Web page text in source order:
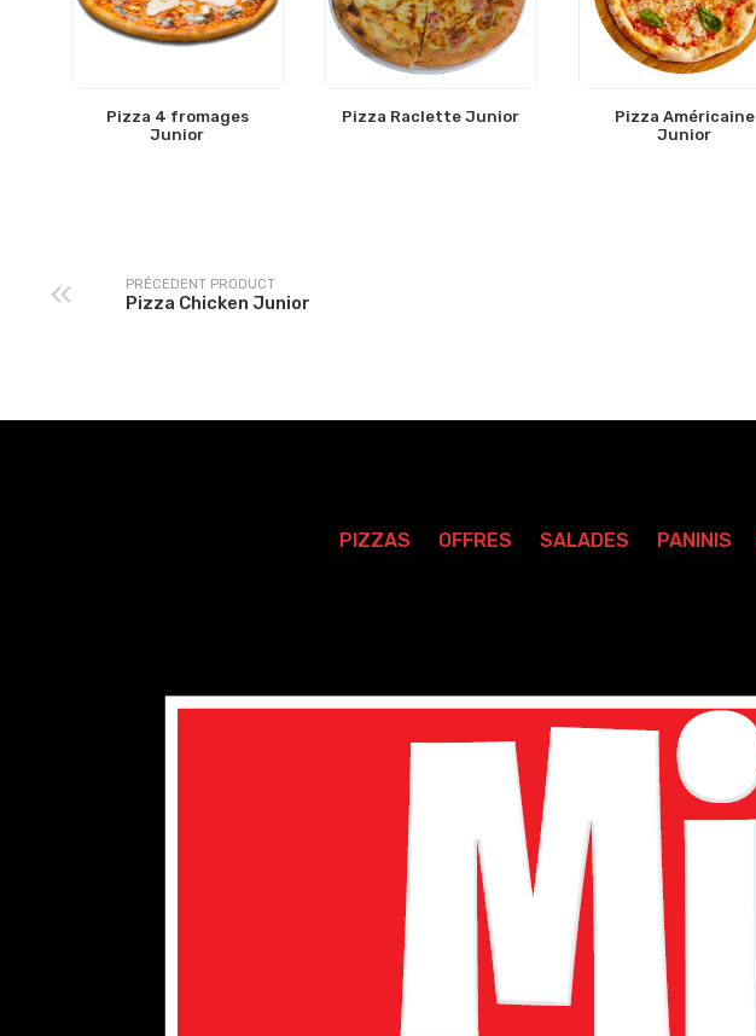
Pizza 4 fromages
Junior
Pizza Raclette Junior
Pizza Américaine
Junior
PRÉCEDENT PRODUCT
Pizza Chicken Junior
PIZZAS OFFRES SALADES PANINIS